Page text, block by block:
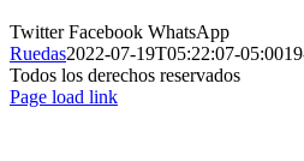
TwitterFacebook WhatsApp
Ruedas2022-07-19T05:22:07-05:00
Todos los derechos reservados
Page load link